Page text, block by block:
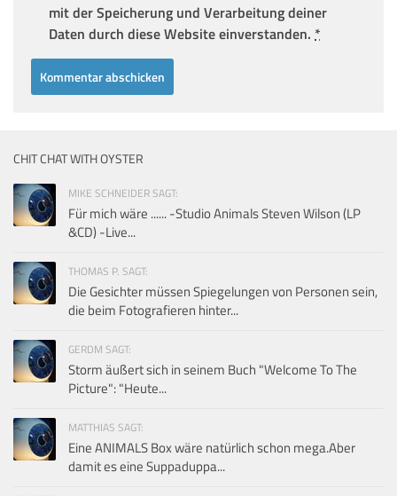
mit der Speicherung und Verarbeitung deiner
Daten durch diese Website einverstanden. *
CHIT CHAT WITH OYSTER
MIKE SCHNEIDER SAGT:
Für mich wäre ...... -Studio Animals Steven Wilson (LP
&CD) -Live...
THOMAS P. SAGT:
Die Gesichter müssen Spiegelungen von Personen sein,
die beim Fotografieren hinter...
GERDM SAGT:
Storm äußert sich in seinem Buch "Welcome To The
Picture": "Heute...
MATTHIAS SAGT:
Eine ANIMALS Box wäre natürlich schon mega.Aber
damit es eine Suppaduppa...